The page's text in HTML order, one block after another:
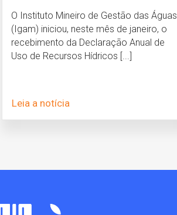
O Instituto Mineiro de Gestão das Águas
(Igam) iniciou, neste mês de janeiro, o
recebimento da Declaração Anual de
Uso de Recursos Hídricos [...]
Leia a notícia